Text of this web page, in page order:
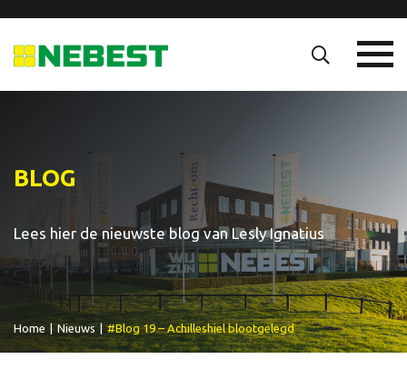
BLOG
Lees hier de nieuwste blog van Lesly Ignatius
Home Nieuws #Blog 19 – Achilleshiel blootgelegd